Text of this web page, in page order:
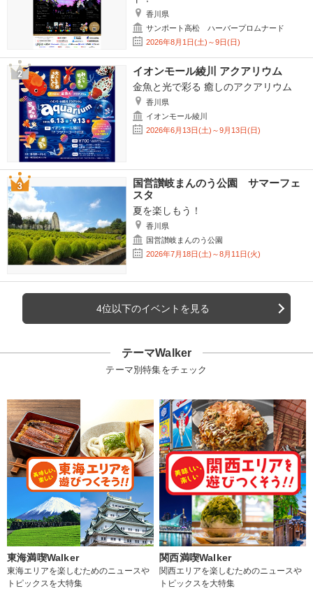
香川県
サンポート高松 ハーバープロムナード
2026年8月1日(土)～9日(日)
イオンモール綾川 アクアリウム
金魚と光で彩る 癒しのアクアリウム
香川県
イオンモール綾川
2026年6月13日(土)～9月13日(日)
国営讃岐まんのう公園 サマーフェ
スタ
夏を楽しもう！
香川県
国営讃岐まんのう公園
2026年7月18日(土)～8月11日(火)
4位以下のイベントを見る
テーマWalker
テーマ別特集をチェック
東海満喫Walker
東海エリアを楽しむためのニュースや
トピックスを大特集
関西満喫Walker
関西エリアを楽しむためのニュースや
トピックスを大特集